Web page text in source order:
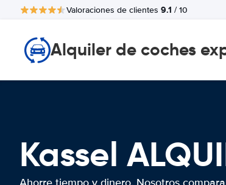
Valoraciones de clientes 9.1 / 10
Alquiler de coches
Kassel